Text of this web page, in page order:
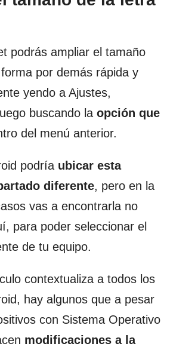
podrás ampliar el tamaño
por demás rápida y
yendo a Ajustes,
buscando la opción que
del menú anterior.
podría ubicar esta
diferente, pero en la
vas a encontrarla no
para poder seleccionar el
de tu equipo.
contextualiza a todos los
hay algunos que a pesar
con Sistema Operativo
modificaciones a la